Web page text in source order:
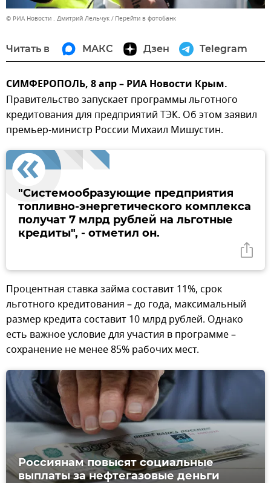
© РИА Новости . Дмитрий Лельчук Перейти в фотобанк
Читать в МАКС Дзен Telegram
СИМФЕРОПОЛЬ, 8 апр – РИА Новости Крым.
Правительство запускает программы льготного
кредитования для предприятий ТЭК. Об этом заявил
премьер-министр России Михаил Мишустин.
"Системообразующие предприятия
топливно-энергетического комплекса
получат 7 млрд рублей на льготные
кредиты", - отметил он.
Процентная ставка займа составит 11%, срок
льготного кредитования – до года, максимальный
размер кредита составит 10 млрд рублей. Однако
есть важное условие для участия в программе –
сохранение не менее 85% рабочих мест.
Россиянам повысят социальные
выплаты за нефтегазовые деньги